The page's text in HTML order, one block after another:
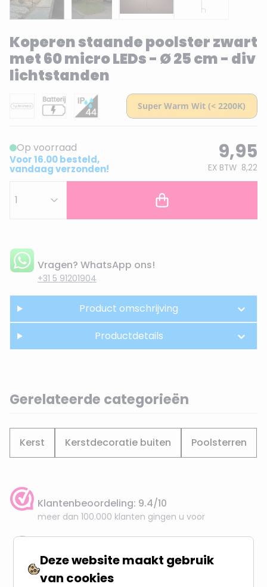
Koperen staande poolster zwart
met 60 micro LEDs - Ø 25 cm - div
lichtstanden
Op voorraad
Voor 16.00 besteld,
vandaag verzonden!
9,95
EX BTW 8,22
Vragen? WhatsApp ons!
+31 5 91201904
Product omschrijving
Productdetails
Gerelateerde categorieën
Kerst Kerstdecoratie buiten Poolsterren
Klantenbeoordeling: 9.4/10
meer dan 100.000 klanten gingen u voor
Vanaf EUR100,- naar NL & BE
& 100 dagen recht op retour
Deze website maakt gebruik
van cookies